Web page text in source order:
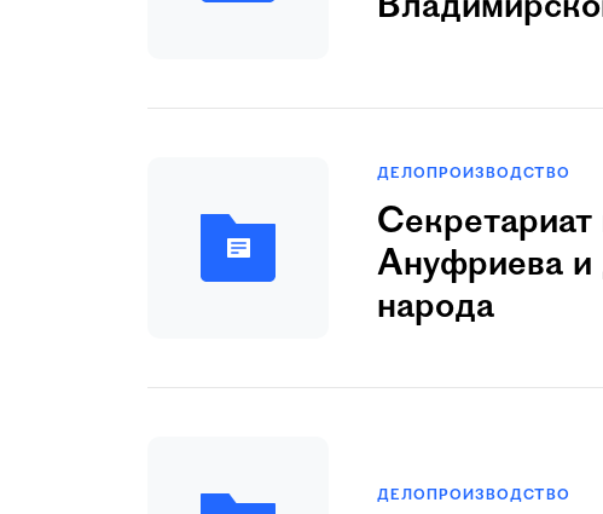
ДЕЛОПРОИЗВОДСТВО
Ануфpиева и
народа
ДЕЛОПРОИЗВОДСТВО